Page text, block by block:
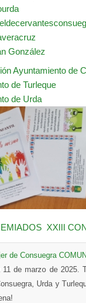
González
Ayuntamiento de
de Turleque
de Urda
XXIII
de Consuegra
11 de marzo de 2025.
Urda y